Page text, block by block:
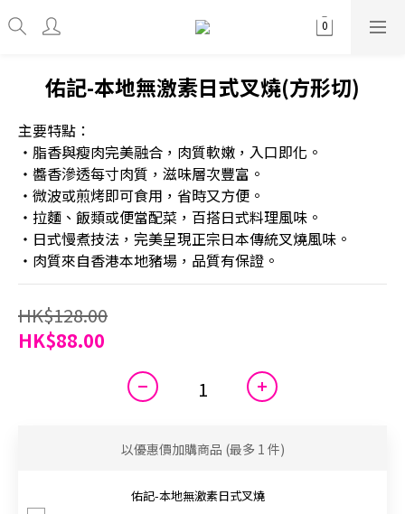
佑記-本地無激素日式叉燒(方形切)
主要特點：
・脂香與瘦肉完美融合，肉質軟嫩，入口即化。
・醬香滲透每寸肉質，滋味層次豐富。
・微波或煎烤即可食用，省時又方便。
・拉麵、飯類或便當配菜，百搭日式料理風味。
・日式慢煮技法，完美呈現正宗日本傳統叉燒風味。
・肉質來自香港本地豬場，品質有保證。
HK$128.00
HK$88.00
以優惠價加購商品 (最多 1 件)
佑記-本地無激素日式叉燒